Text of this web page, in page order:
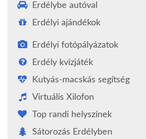
Erdélybe autóval
Erdélyi ajándékok
Erdélyi fotópályázatok
Erdély kvízjáték
Kutyás-macskás segítség
Virtuális Xilofon
Top randi helyszínek
Sátorozás Erdélyben